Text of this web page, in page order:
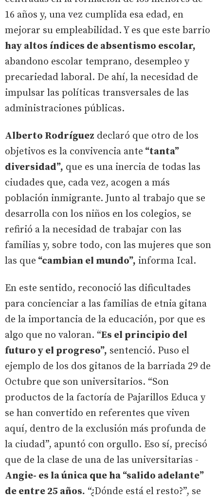
16 años y, una vez cumplida esa edad, en
mejorar su empleabilidad. Y es que este barrio
hay altos índices de absentismo escolar,
abandono escolar temprano, desempleo y
precariedad laboral. De ahí, la necesidad de
impulsar las políticas transversales de las
administraciones públicas.
Alberto Rodríguez declaró que otro de los
objetivos es la convivencia ante “tanta”
diversidad”, que es una inercia de todas las
ciudades que, cada vez, acogen a más
población inmigrante. Junto al trabajo que se
desarrolla con los niños en los colegios, se
refirió a la necesidad de trabajar con las
familias y, sobre todo, con las mujeres que son
las que “cambian el mundo”, informa Ical.
En este sentido, reconoció las dificultades
para concienciar a las familias de etnia gitana
de la importancia de la educación, por que es
algo que no valoran. “Es el principio del
futuro y el progreso”, sentenció. Puso el
ejemplo de los dos gitanos de la barriada 29 de
Octubre que son universitarios. “Son
productos de la factoría de Pajarillos Educa y
se han convertido en referentes que viven
aquí, dentro de la exclusión más profunda de
la ciudad”, apuntó con orgullo. Eso sí, precisó
que de la clase de una de las universitarias -
Angie- es la única que ha “salido adelante”
de entre 25 años. “¿Dónde está el resto?”, se